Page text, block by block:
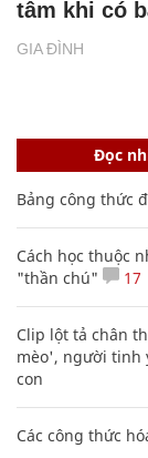
GIA ĐÌNH
tâm khi có
Đọc
Bảng công thức
Cách học thuộc
"thần chú"
17
Clip lột tả chân
mèo', người tinh
con
Các công thức